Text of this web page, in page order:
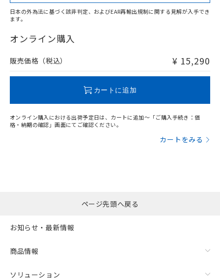
在庫等で未対応品が混在する可能性があります。
問い合わせください。
日本の外為法に基づく該非判定、およびEAR再輸出規制に関する見解が入手でき
ます。
オンライン購入
販売価格（税込） ¥ 15,290
カートに追加
オンライン購入における出荷予定日は、カートに追加～「ご購入手続き：価
格・納期の確認」画面にてご確認ください。
カートをみる
ページ先頭へ戻る
お知らせ・最新情報
商品情報
ソリューション